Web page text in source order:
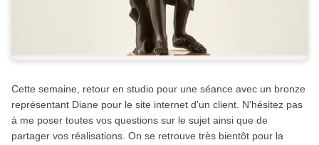
Cette semaine, retour en studio pour une séance avec un bronze
représentant Diane pour le site internet d’un client. N’hésitez pas
à me poser toutes vos questions sur le sujet ainsi que de
partager vos réalisations. On se retrouve très bientôt pour la